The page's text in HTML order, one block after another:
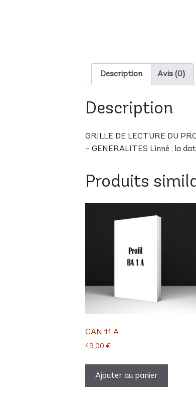
Description Avis (0)
Description
GRILLE DE LECTURE DU
– GENERALITES L’inné : la
Produits
CAN 11 A
49,00 €
Ajouter au panier